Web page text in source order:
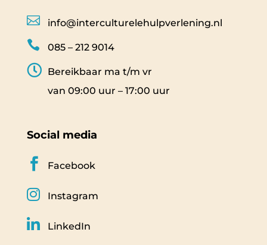
 info@interculturelehulpverlening.nl
 085 – 212 9014
 Bereikbaar ma t/m vr
van 09:00 uur – 17:00 uur
Social media
 Facebook
 Instagram
 LinkedIn